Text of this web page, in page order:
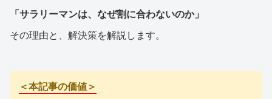
「サラリーマンは、なぜ割に合わないのか」
その理由と、解決策を解説します。
＜本記事の価値＞